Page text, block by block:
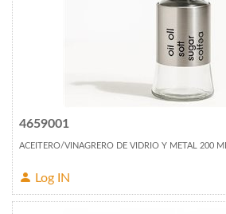
4659001
ACEITERO/VINAGRERO DE VIDRIO Y METAL 200 ML
Log IN